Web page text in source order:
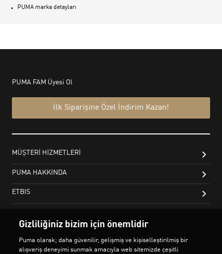
PUMA marka detayları
Gizliliğiniz bizim için önemlidir
Puma olarak; daha güvenilir, gelişmiş ve kişiselleştirilmiş bir
alışveriş deneyimi sunmak amacıyla web sitemizde çeşitli